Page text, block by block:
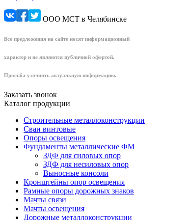
ООО МСТ в Челябинске
Все предложения на сайте носят информационный
характер и не являются публичной офертой.
Просьба уточнять актуальную информацию.
Заказать звонок
Каталог продукции
Строительные металлоконструкции
Сваи винтовые
Опоры освещения
Фундаменты металлические ФМ
ЗДФ для силовых опор
ЗДФ для несиловых опор
Выносные консоли
Кронштейны опор освещения
Рамные опоры дорожных знаков
Мачты связи
Мачты освещения
Дорожные металлоконструкции